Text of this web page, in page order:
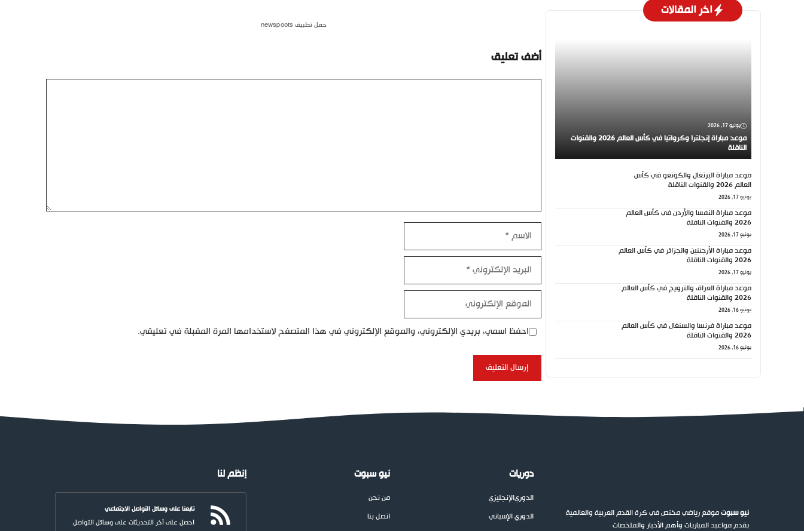
حمل تطبيق newspoots
أضف تعليق
الاسم
البريد
الإلكتروني
الموقع
الإلكتروني
احفظ اسمي، بريدي الإلكتروني، والموقع الإلكتروني في هذا المتصفح لاستخدامها المرة المقبلة في تعليقي.
اخر المقالات
يونيو 17, 2026
موعد مباراة إنجلترا وكرواتيا في كأس العالم 2026 والقنوات
الناقلة
موعد مباراة البرتغال والكونغو في كأس
العالم 2026 والقنوات الناقلة
يونيو 17, 2026
موعد مباراة النمسا والأردن في كأس العالم
2026 والقنوات الناقلة
يونيو 17, 2026
موعد مباراة الأرجنتين والجزائر في كأس العالم
2026 والقنوات الناقلة
يونيو 17, 2026
موعد مباراة العراق والنرويج في كأس العالم
2026 والقنوات الناقلة
يونيو 16, 2026
موعد مباراة فرنسا والسنغال في كأس العالم
2026 والقنوات الناقلة
يونيو 16, 2026
نيو سبوتموقع رياضي مختص في كرة القدم العربية والعالمية
يقدم مواعيد المباريات وأهم الأخبار والملخصات
دوريات
الدوريالإنجليزي
الدوري الإسباني
نيو سبوت
من نحن
اتصل بنا
إنظم لنا
تابعنا على وسائل التواصل الاجتماعي
احصل على آخر التحديثات على وسائل التواصل